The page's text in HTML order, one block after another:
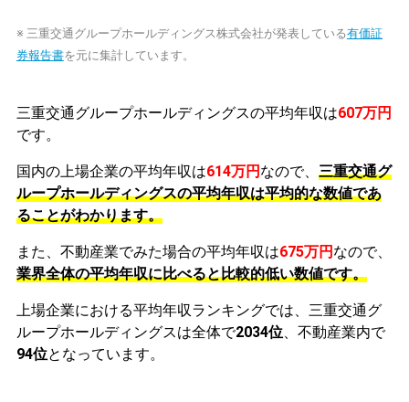
※ 三重交通グループホールディングス株式会社が発表している有価証
券報告書を元に集計しています。
三重交通グループホールディングスの平均年収は607万円
です。
国内の上場企業の平均年収は614万円 なので、 三重交通グ
ループホールディングスの平均年収は平均的な数値であ
ることがわかります。
また、不動産業でみた場合の平均年収は675万円 なので、
業界全体の平均年収に比べると比較的低い数値です。
上場企業における平均年収ランキングでは、三重交通グ
ループホールディングスは全体で2034位、不動産業内で
94位となっています。